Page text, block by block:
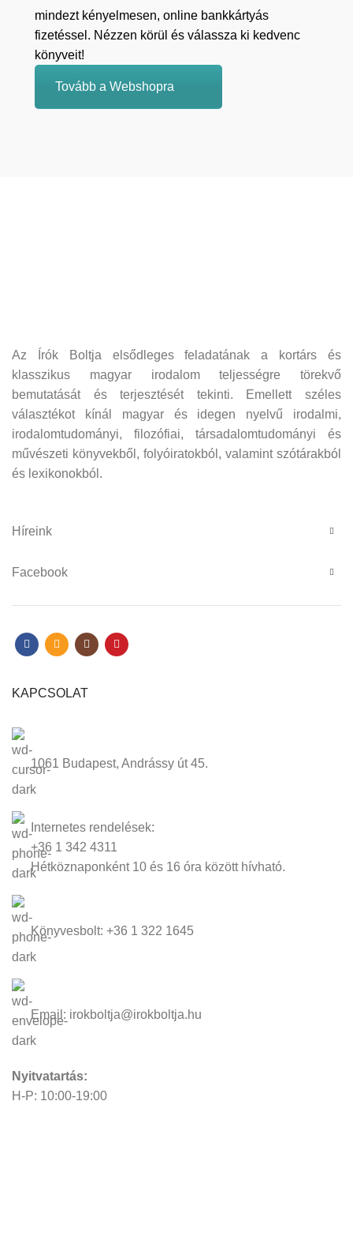
mindezt kényelmesen, online bankkártyás
fizetéssel. Nézzen körül és válassza ki kedvenc
könyveit!
Tovább a Webshopra
Az Írók Boltja elsődleges feladatának a kortárs és
klasszikus magyar irodalom teljességre törekvő
bemutatását és terjesztését tekinti. Emellett széles
választékot kínál magyar és idegen nyelvű irodalmi,
irodalomtudományi, filozófiai, társadalomtudományi és
művészeti könyvekből, folyóiratokból, valamint szótárakból
és lexikonokból.
Híreink
Facebook
KAPCSOLAT
1061 Budapest, Andrássy út 45.
Internetes rendelések:
+36 1 342 4311
Hétköznaponként 10 és 16 óra között hívható.
Könyvesbolt: +36 1 322 1645
Email: irokboltja@irokboltja.hu
Nyitvatartás:
H-P: 10:00-19:00